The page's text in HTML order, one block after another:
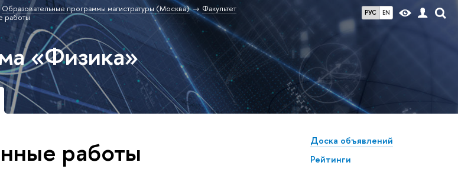
РУС EN
Образовательные программы магистратуры (Москва)
Факультет
работы
«Физика»
Доска объявлений
Рейтинги
работы